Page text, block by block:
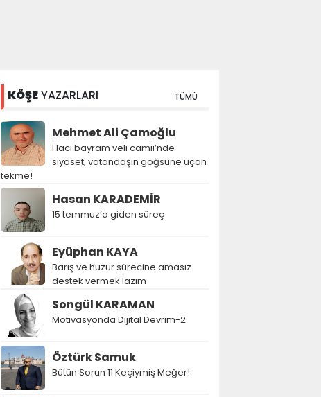
KÖŞEYAZARLARI TÜMÜ
Mehmet Ali Çamoğlu
Hacı bayram veli camii’nde
siyaset, vatandaşın göğsüne uçan
tekme!
Hasan KARADEMİR
15 temmuz’a giden süreç
Eyüphan KAYA
Barış ve huzur sürecine amasız
destek vermek lazım
Songül KARAMAN
Motivasyonda Dijital Devrim-2
Öztürk Samuk
Bütün Sorun 11 Keçiymiş Meğer!